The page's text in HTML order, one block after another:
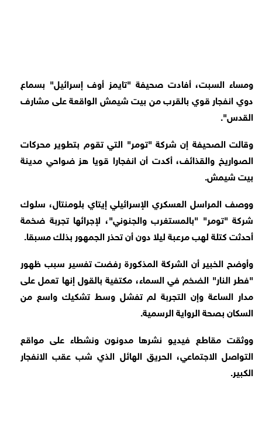
ومساء السبت، أفادت صحيفة "تايمز أوف إسرائيل" بسماع
دوي انفجار قوي بالقرب من بيت شيمش الواقعة على مشارف
القدس".
وقالت الصحيفة إن شركة "تومر" التي تقوم بتطوير محركات
الصواريخ والقذائف، أكدت أن انفجارا قويا هز ضواحي مدينة
بيت شيمش.
ووصف المراسل العسكري الإسرائيلي إيتاي بلومنتال، سلوك
شركة "تومر" "بالمستغرب والجنوني"، لإجرائها تجربة ضخمة
أحدثت كتلة لهب مرعبة ليلا دون أن تحذر الجمهور بذلك مسبقا.
وأوضح الخبير أن الشركة المذكورة رفضت تفسير سبب ظهور
"فطر النار" الضخم في السماء، مكتفية بالقول إنها تعمل على
مدار الساعة وإن التجربة لم تفشل وسط تشكيك واسع من
السكان بصحة الرواية الرسمية.
ووثقت مقاطع فيديو نشرها مدونون ونشطاء على مواقع
التواصل الاجتماعي، الحريق الهائل الذي شب عقب الانفجار
الكبير.